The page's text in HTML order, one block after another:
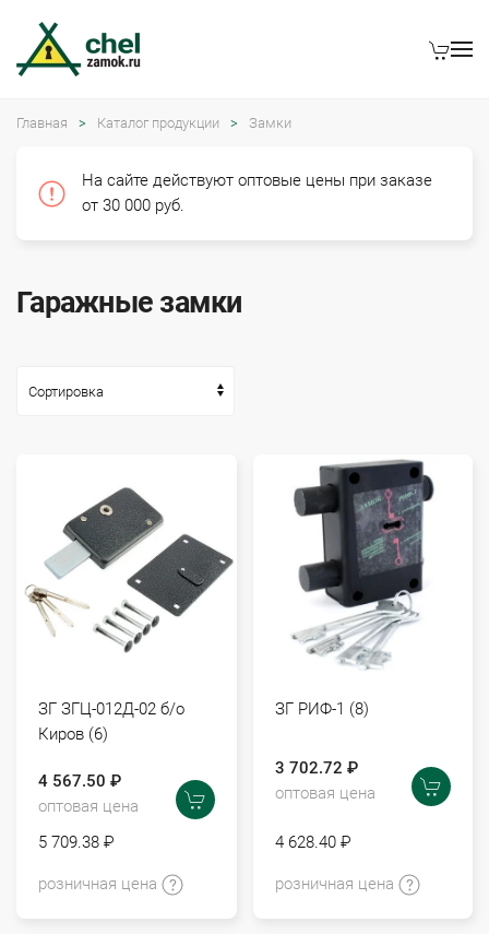
Главная Каталог продукции Замки
На сайте действуют оптовые цены при заказе
от 30 000 руб.
Гаражные замки
ЗГ ЗГЦ-012Д-02 б/о
Киров (6)
4 567.50 ₽
оптовая цена
5 709.38 ₽
розничная цена
ЗГ РИФ-1 (8)
3 702.72 ₽
оптовая цена
4 628.40 ₽
розничная цена